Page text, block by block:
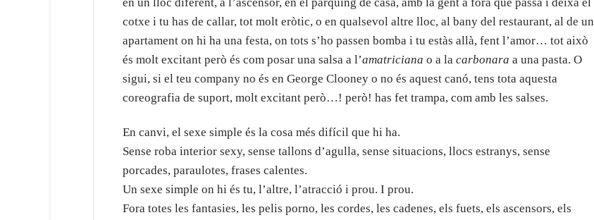
cotxe i tu has de callar, tot molt eròtic, o en qualsevol altre lloc, al bany del restaurant, al de un
apartament on hi ha una festa, on tots s’ho passen bomba i tu estàs allà, fent l’amor… tot això
és molt excitant però és com posar una salsa a l’amatriciana o a la carbonara a una pasta. O
sigui, si el teu company no és en George Clooney o no és aquest canó, tens tota aquesta
coreografia de suport, molt excitant però…! però! has fet trampa, com amb les salses.
En canvi, el sexe simple és la cosa més difícil que hi ha.
Sense roba interior sexy, sense tallons d’agulla, sense situacions, llocs estranys, sense
porcades, paraulotes, frases calentes.
Un sexe simple on hi és tu, l’altre, l’atracció i prou. I prou.
Fora totes les fantasies, les pelis porno, les cordes, les cadenes, els fuets, els ascensors, els